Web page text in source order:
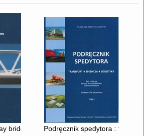
bridges : conceptual design guide
Podręcznik spedytora :